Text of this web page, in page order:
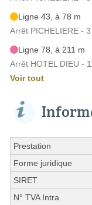
Ligne 43, à 78 m
Arrêt PICHELIERE -
Ligne 78, à 211 m
Arrêt HOTEL DIEU -
Voir tout
Prestation
Forme juridique
SIRET
N° TVA Intra.